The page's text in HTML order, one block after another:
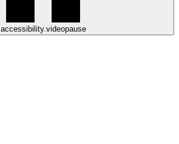
accessibility.videopause